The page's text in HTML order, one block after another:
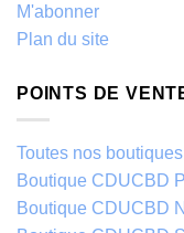
M'abonner
Plan du site
POINTS DE
Toutes nos boutiques
Boutique CDUCBD
Boutique CDUCBD